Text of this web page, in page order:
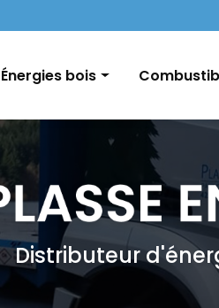
Énergies bois
Pellets / Granulés de bois
Granulés vrac / palette
Bûches
Conseils et informations
Fioul
Charbon
Distributeur